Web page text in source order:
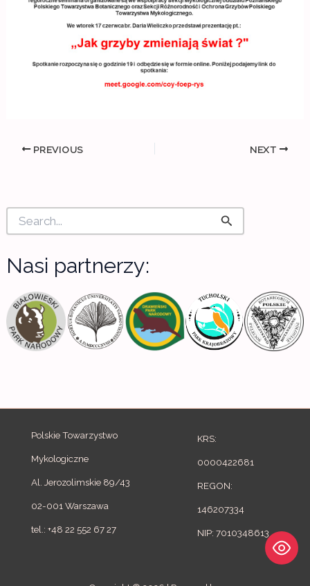
PREVIOUS NEXT
o
r
Nasi partnerzy:
Polskie Towarzystwo
Mykologiczne
Al. Jerozolimskie 89/43
02-001 Warszawa
tel.: +48 22 552 67 27
KRS:
0000422681
REGON:
146207334
NIP: 7010348613